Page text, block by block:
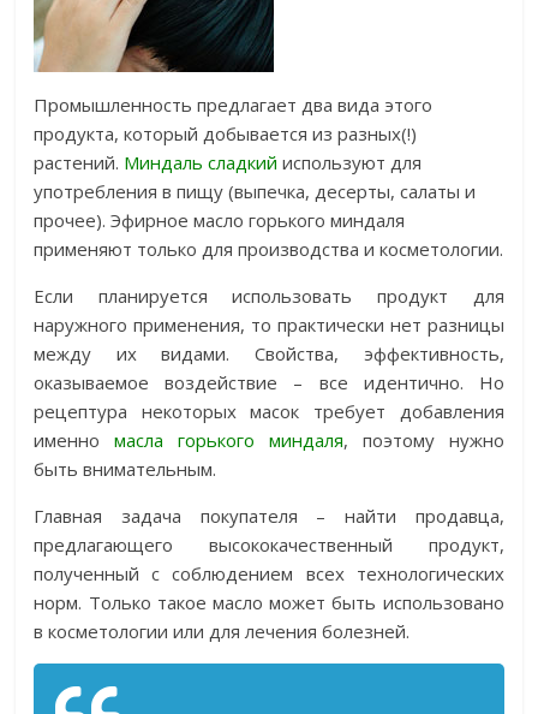
Промышленность предлагает два вида этого
продукта, который добывается из разных(!)
растений. Миндаль сладкий используют для
употребления в пищу (выпечка, десерты, салаты и
прочее). Эфирное масло горького миндаля
применяют только для производства и косметологии.
Если планируется использовать продукт для
наружного применения, то практически нет разницы
между их видами. Свойства, эффективность,
оказываемое воздействие – все идентично. Но
рецептура некоторых масок требует добавления
именномасла горького миндаля, поэтому нужно
быть внимательным.
Главная задача покупателя – найти продавца,
предлагающего высококачественный продукт,
полученный с соблюдением всех технологических
норм. Только такое масло может быть использовано
в косметологии или для лечения болезней.